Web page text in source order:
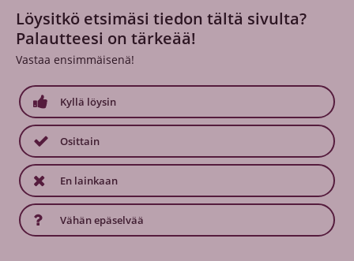
Löysitkö etsimäsi tiedon tältä sivulta?
Palautteesi on tärkeää!
Vastaa ensimmäisenä!
Kyllä löysin
Osittain
En lainkaan
Vähän epäselvää